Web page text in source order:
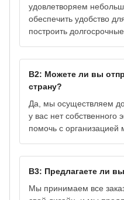
удовлетворяем
обеспечить удобство
построить
В2: Можете ли вы
страну?
Да, мы осуществляем
у вас нет
помочь с организацией
В3: Предлагаете ли
Мы принимаем все